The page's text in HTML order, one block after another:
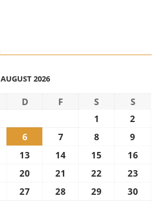
AUGUST 2026
D F S
S
1
2
6 7 8
9
13 14 15
16
20 21 22
23
27 28 29
30